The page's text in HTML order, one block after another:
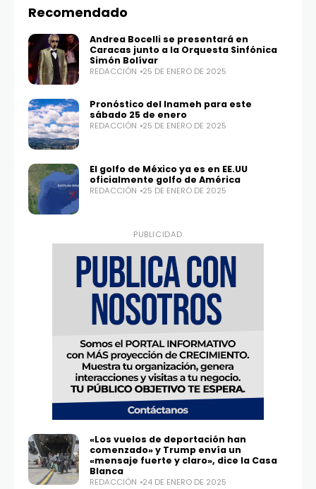
Twitter
100,0
25,1K
Recomendado
Andrea Bocelli se presentará en
Caracas junto a la Orquesta Sinfónica
Simón Bolívar
REDACCIÓN 25 DE ENERO DE 2025
Pronóstico del Inameh para este
sábado 25 de enero
REDACCIÓN 25 DE ENERO DE 2025
El golfo de México ya es en EE.UU
oficialmente golfo de América
REDACCIÓN 25 DE ENERO DE 2025
PUBLICIDAD
«Los vuelos de deportación han
comenzado» y Trump envía un
«mensaje fuerte y claro», dice la Casa
Blanca
REDACCIÓN 24 DE ENERO DE 2025